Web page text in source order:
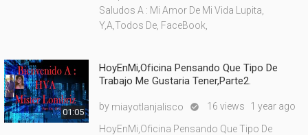
Saludos A : Mi Amor De Mi Vida Lupita,
Y,A,Todos De, FaceBook,
01:05
HoyEnMi,Oficina Pensando Que Tipo De
Trabajo Me Gustaria Tener,Parte2.
by miayotlanjalisco  16 views 1 year ago
HoyEnMi,Oficina Pensando Que Tipo De